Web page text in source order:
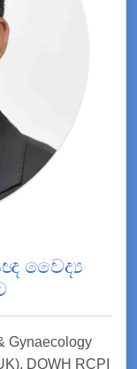
වෛද්‍ය
Gynaecology
DOWH RCPI